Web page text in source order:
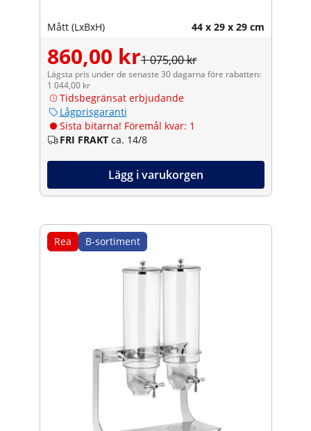
Mått (LxBxH) 44 x 29 x 29 cm
860,00 kr1 075,00 kr
Lägsta pris under de senaste 30 dagarna före rabatten:
1 044,00 kr
Tidsbegränsat erbjudande
Lågprisgaranti
Sista bitarna! Föremål kvar: 1
FRI FRAKT ca. 14/8
Lägg i varukorgen
Rea B-sortiment